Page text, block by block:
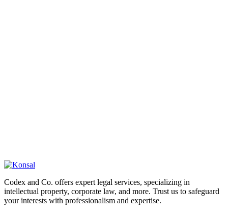
Codex and Co. offers expert legal services, specializing in
intellectual property, corporate law, and more. Trust us to safeguard
your interests with professionalism and expertise.